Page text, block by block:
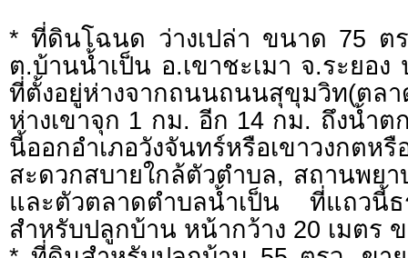
* ที่ดินโฉนด ว่างเปล่า ขนาด 75 ต
ต.บ้านน้ำเป็น อ.เขาชะเมา จ.ระยอ
ที่ตั้งอยู่ห่างจากถนนถนนสุขุมวิท(ต
ห่างเขาจุก 1 กม. อีก 14 กม. ถึงน้ำต
นี้ออกอำเภอวังจันทร์หรือเขาวงกตหรื
สะดวกสบายใกล้ตัวตำบล, สถานพย
และตัวตลาดตำบลน้ำเป็น ที่แถวนี้
สำหรับปลูกบ้าน หน้ากว้าง 20 เมตร